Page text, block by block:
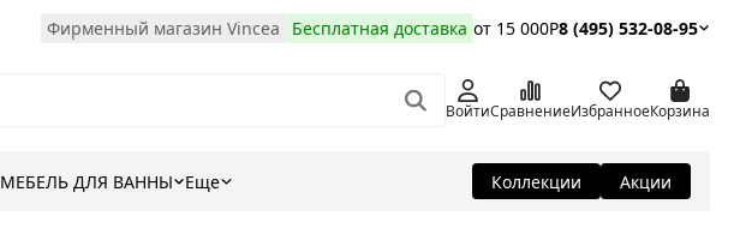
Фирменный магазин Vincea Бесплатная доставка от 15 000Р8 (495) 532-08-95
ВойтиСравнениеИзбранноеКорзина
МЕБЕЛЬ ДЛЯ ВАННЫ Еще Коллекции Акции